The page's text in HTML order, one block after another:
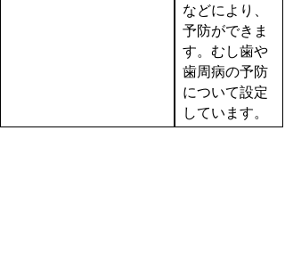
などにより、
予防ができま
す。むし歯や
歯周病の予防
について設定
しています。